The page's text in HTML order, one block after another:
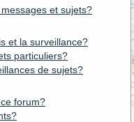
et sujets?
et la surveillance?
particuliers?
de sujets?
forum?